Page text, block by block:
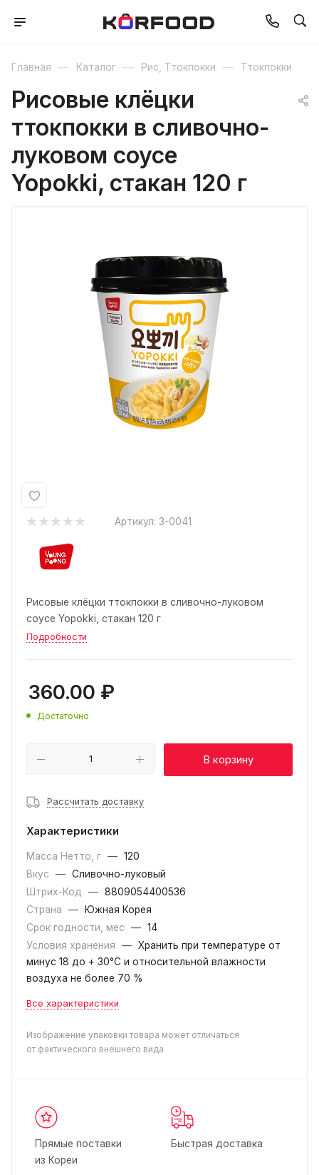
Главная — Каталог — Рис, Ттокпокки — Ттокпокки
Рисовые клёцки
ттокпокки в сливочно-
луковом соусе
Yopokki, стакан 120 г
Артикул: 3-0041
Рисовые клёцки ттокпокки в сливочно-луковом
соусе Yopokki, стакан 120 г
Подробности
360.00 ₽
Достаточно
В корзину
Рассчитать доставку
Характеристики
Масса Нетто, г — 120
Вкус
— Сливочно-луковый
Штрих-Код
— 8809054400536
Страна
—
Южная Корея
Срок годности, мес
— 14
Условия хранения
— Хранить при температуре от
минус 18 до + 30°C и относительной влажности
воздуха не более 70 %
Все характеристики
Изображение упаковки товара может отличаться
от фактического внешнего вида
Прямые поставки
из Кореи
Быстрая доставка